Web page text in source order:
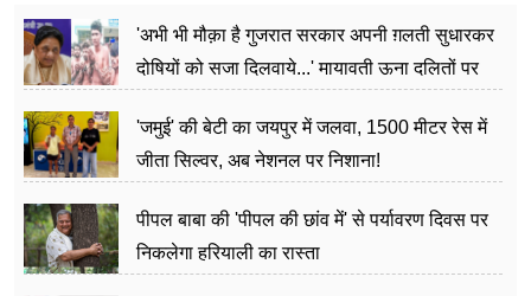
'अभी भी मौक़ा है गुजरात सरकार अपनी ग़लती सुधारकर
दोषियों को सजा दिलवाये...' मायावती ऊना दलितों पर
'जमुई' की बेटी का जयपुर में जलवा, 1500 मीटर रेस में
जीता सिल्वर, अब नेशनल पर निशाना!
पीपल बाबा की 'पीपल की छांव में' से पर्यावरण दिवस पर
निकलेगा हरियाली का रास्ता